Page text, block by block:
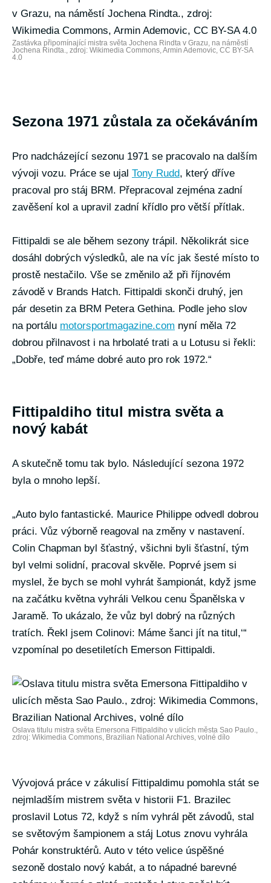
Zastávka připomínající mistra světa Jochena Rindta v Grazu, na náměstí
Jochena Rindta., zdroj: Wikimedia Commons, Armin Ademovic, CC BY-SA
4.0
Sezona 1971 zůstala za očekáváním
Pro nadcházející sezonu 1971 se pracovalo na dalším
vývoji vozu. Práce se ujal Tony Rudd, který dříve
pracoval pro stáj BRM. Přepracoval zejména zadní
zavěšení kol a upravil zadní křídlo pro větší přítlak.
Fittipaldi se ale během sezony trápil. Několikrát sice
dosáhl dobrých výsledků, ale na víc jak šesté místo to
prostě nestačilo. Vše se změnilo až při říjnovém
závodě v Brands Hatch. Fittipaldi skonči druhý, jen
pár desetin za BRM Petera Gethina. Podle jeho slov
na portálu motorsportmagazine.com nyní měla 72
dobrou přilnavost i na hrbolaté trati a u Lotusu si řekli:
„Dobře, teď máme dobré auto pro rok 1972.“
Fittipaldiho titul mistra světa a
nový kabát
A skutečně tomu tak bylo. Následující sezona 1972
byla o mnoho lepší.
„Auto bylo fantastické. Maurice Philippe odvedl dobrou
práci. Vůz výborně reagoval na změny v nastavení.
Colin Chapman byl šťastný, všichni byli šťastní, tým
byl velmi solidní, pracoval skvěle. Poprvé jsem si
myslel, že bych se mohl vyhrát šampionát, když jsme
na začátku května vyhráli Velkou cenu Španělska v
Jaramě. To ukázalo, že vůz byl dobrý na různých
tratích. Řekl jsem Colinovi: Máme šanci jít na titul,‘“
vzpomínal po desetiletích Emerson Fittipaldi.
Oslava titulu mistra světa Emersona Fittipaldiho v ulicích města Sao Paulo.,
zdroj: Wikimedia Commons, Brazilian National Archives, volné dílo
Vývojová práce v zákulisí Fittipaldimu pomohla stát se
nejmladším mistrem světa v historii F1. Brazilec
proslavil Lotus 72, když s ním vyhrál pět závodů, stal
se světovým šampionem a stáj Lotus znovu vyhrála
Pohár konstruktérů. Auto v této velice úspěšné
sezoně dostalo nový kabát, a to nápadné barevné